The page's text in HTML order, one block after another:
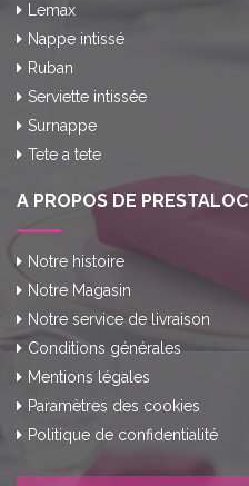
Lemax
Nappe intissé
Ruban
Serviette intissée
Surnappe
Tete a tete
A PROPOS DE PRESTALOC
Notre histoire
Notre Magasin
Notre service de livraison
Conditions générales
Mentions légales
Paramètres des cookies
Politique de confidentialité